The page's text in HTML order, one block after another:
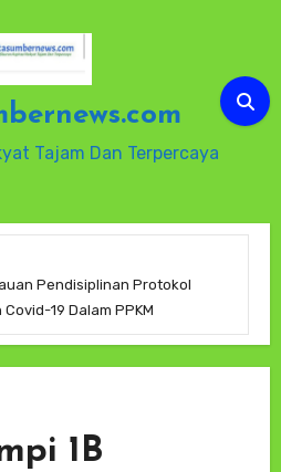
Tajam Dan Terpercaya
Pendisiplinan Protokol
19 Dalam PPKM
1B